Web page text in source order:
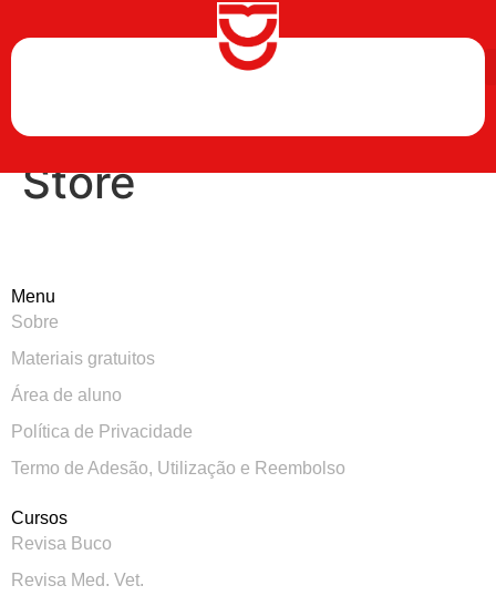
Store
Menu
Sobre
Materiais gratuitos
Área de aluno
Política de Privacidade
Termo de Adesão, Utilização e Reembolso
Cursos
Revisa Buco
Revisa Med. Vet.